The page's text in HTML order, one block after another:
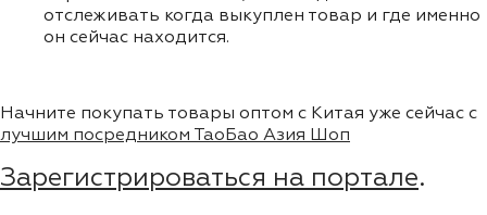
отслеживать когда выкуплен товар и где именно
он сейчас находится.
Начните покупать товары оптом с Китая уже сейчас с
лучшим посредником ТаоБао Азия Шоп
Зарегистрироваться на портале.